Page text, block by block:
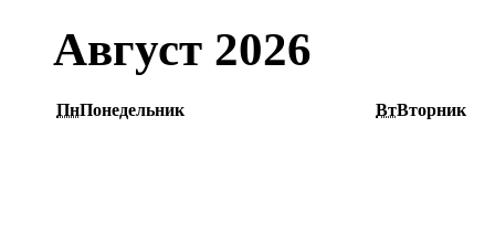
Август 2026
ПнПонедельник ВтВторник